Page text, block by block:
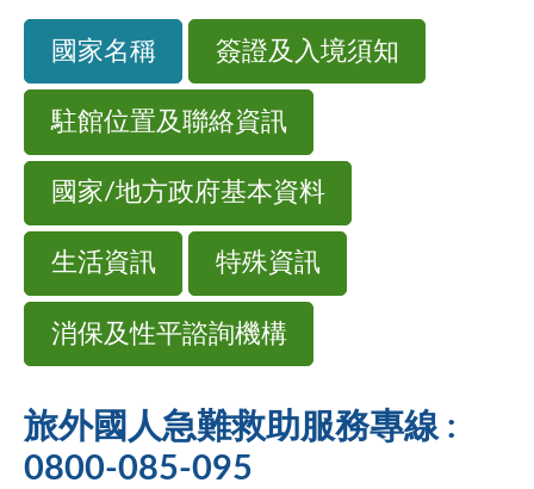
國家名稱 簽證及入境須知
駐館位置及聯絡資訊
國家/地方政府基本資料
生活資訊 特殊資訊
消保及性平諮詢機構
旅外國人急難救助服務專線 :
0800-085-095